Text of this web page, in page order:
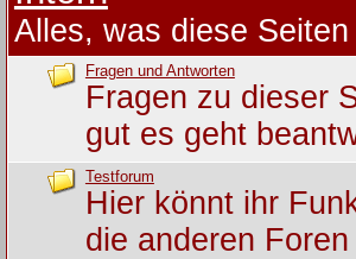
Alles, was diese
Fragen und Antworten
Fragen zu dieser
gut es geht
Testforum
Hier könnt ihr
die anderen